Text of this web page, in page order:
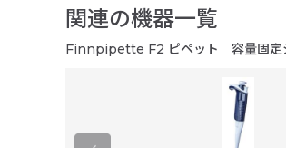
関連の機器一覧
Finnpipette F2 ピペット 容量固定